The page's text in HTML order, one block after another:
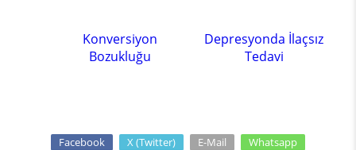
Konversiyon
Bozukluğu
Depresyonda İlaçsız
Tedavi
Facebook X (Twitter) E-Mail Whatsapp